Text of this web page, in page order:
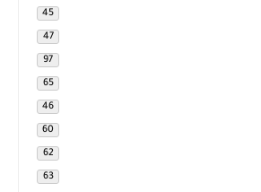
45
47
97
65
46
60
62
63